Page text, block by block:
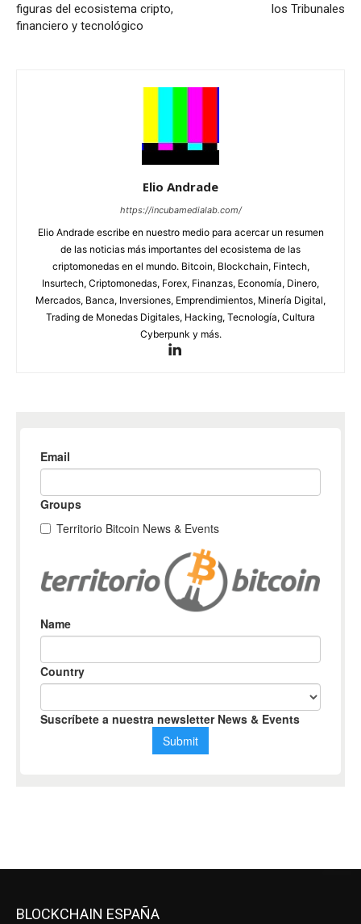
figuras del ecosistema cripto,
financiero y tecnológico
los Tribunales
Elio Andrade
https://incubamedialab.com/
Elio Andrade escribe en nuestro medio para acercar un resumen
de las noticias más importantes del ecosistema de las
criptomonedas en el mundo. Bitcoin, Blockchain, Fintech,
Insurtech, Criptomonedas, Forex, Finanzas, Economía, Dinero,
Mercados, Banca, Inversiones, Emprendimientos, Minería Digital,
Trading de Monedas Digitales, Hacking, Tecnología, Cultura
Cyberpunk y más.
BLOCKCHAIN ESPAÑA